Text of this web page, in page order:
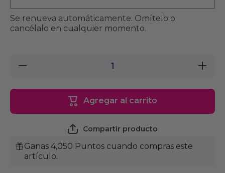
Se renueva automáticamente. Omítelo o
cancélalo en cualquier momento.
Reducir
Sabor
Atún 79g
cantidad
Diet
Agregar al carrito
Compartir producto
Ganas 4,050 Puntos cuando compras este
artículo.